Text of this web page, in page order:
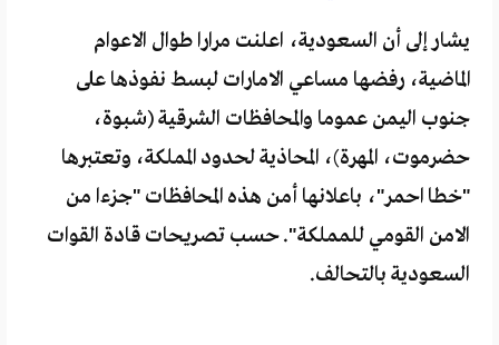
يشار إلى أن السعودية، اعلنت مرارا طوال الاعوام
الماضية، رفضها مساعي الامارات لبسط نفوذها على
جنوب اليمن عموما والمحافظات الشرقية (شبوة،
حضرموت، المهرة)، المحاذية لحدود المملكة، وتعتبرها
"خطا احمر"، باعلانها أمن هذه المحافظات "جزءا من
الامن القومي للمملكة". حسب تصريحات قادة القوات
السعودية بالتحالف.